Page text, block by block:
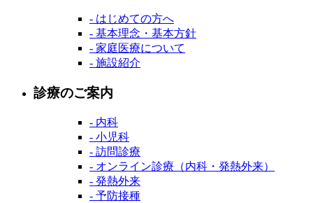
- はじめての方へ
- 基本理念・基本方針
- 家庭医療について
- 施設紹介
診療のご案内
- 内科
- 小児科
- 訪問診療
- オンライン診療（内科・発熱外来）
- 発熱外来
- 予防接種